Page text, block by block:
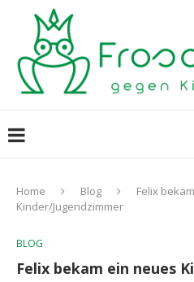
Home Blog
Felix
Kinder/Jugendzimmer
BLOG
Felix bekam ein neues